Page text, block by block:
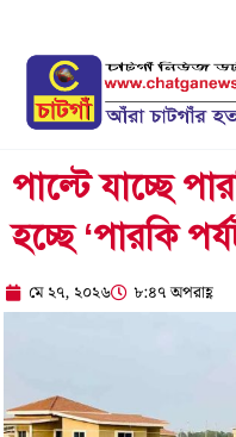
content
পাল্টে যাচ্ছে
হচ্ছে ‘পারকি
মে ২৭, ২০২৬ ৮:৪৭ অপরাহ্ণ